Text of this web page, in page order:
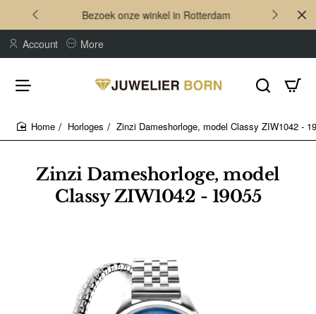
Bezoek onze winkel in Rotterdam
Account More
Zinzi Dameshorloge, model
Classy ZIW1042 - 19055
Horloges Zinzi Dameshorloge, model Classy ZIW1042 -